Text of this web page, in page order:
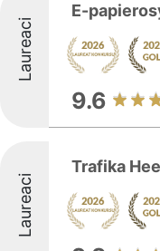
Laureaci
E-
9.6
Laureaci
Trafika